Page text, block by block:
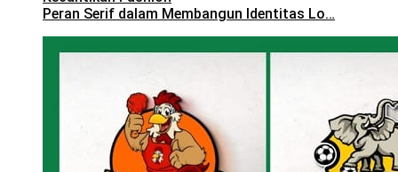
Peran Serif dalam Membangun Identitas Lo…